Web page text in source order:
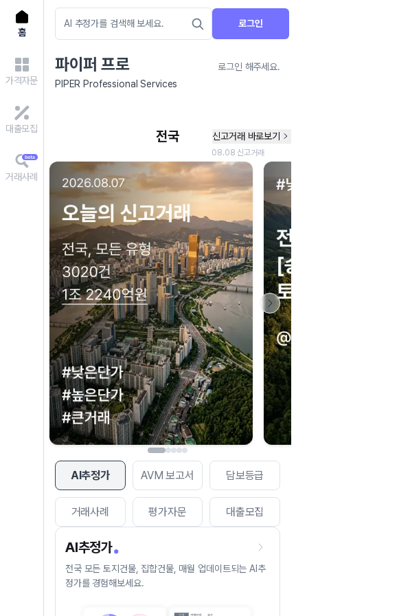
홈
가격자문
대출모집
거래사례
로그인
파이퍼 프로
로그인 해주세요.
PIPER Professional Services
AI추정가 AVM 보고서 담보등급
거래사례 평가자문 대출모집
AI추정가
전국 모든 토지건물, 집합건물, 매월 업데이트되는 AI추
정가를 경험해보세요.